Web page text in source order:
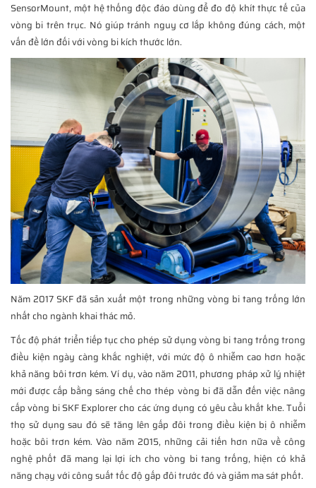
SensorMount, một hệ thống độc đáo dùng để đo độ khít thực tế của
vòng bi trên trục. Nó giúp tránh nguy cơ lắp không đúng cách, một
vấn đề lớn đối với vòng bi kích thước lớn.
Năm 2017 SKF đã sản xuất một trong những vòng bi tang trống lớn
nhất cho ngành khai thác mỏ.
Tốc độ phát triển tiếp tục cho phép sử dụng vòng bi tang trống trong
điều kiện ngày càng khắc nghiệt, với mức độ ô nhiễm cao hơn hoặc
khả năng bôi trơn kém. Ví dụ, vào năm 2011, phương pháp xử lý nhiệt
mới được cấp bằng sáng chế cho thép vòng bi đã dẫn đến việc nâng
cấp vòng bi SKF Explorer cho các ứng dụng có yêu cầu khắt khe. Tuổi
thọ sử dụng sau đó sẽ tăng lên gấp đôi trong điều kiện bị ô nhiễm
hoặc bôi trơn kém. Vào năm 2015, những cải tiến hơn nữa về công
nghệ phốt đã mang lại lợi ích cho vòng bi tang trống, hiện có khả
năng chạy với công suất tốc độ gấp đôi trước đó và giảm ma sát phốt.